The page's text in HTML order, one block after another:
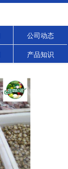
公司动态
产品知识